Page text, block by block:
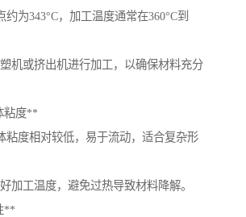
为343°C，加工温度通常在360°C到
机或挤出机进行加工，以确保材料充分
粘度**
粘度相对较低，易于流动，适合复杂形
加工温度，避免过热导致材料降解。
**